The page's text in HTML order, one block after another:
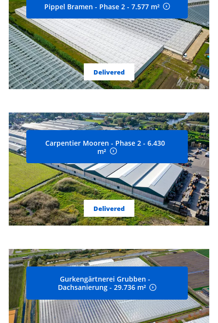
Pippel Bramen - Phase 2 - 7.577 m²
Delivered
Carpentier Mooren - Phase 2 - 6.430
m²
Delivered
Gurkengärtnerei Grubben -
Dachsanierung - 29.736 m²